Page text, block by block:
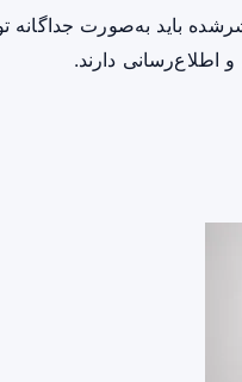
باید به‌صورت
اطلاع‌رسانی دارند.